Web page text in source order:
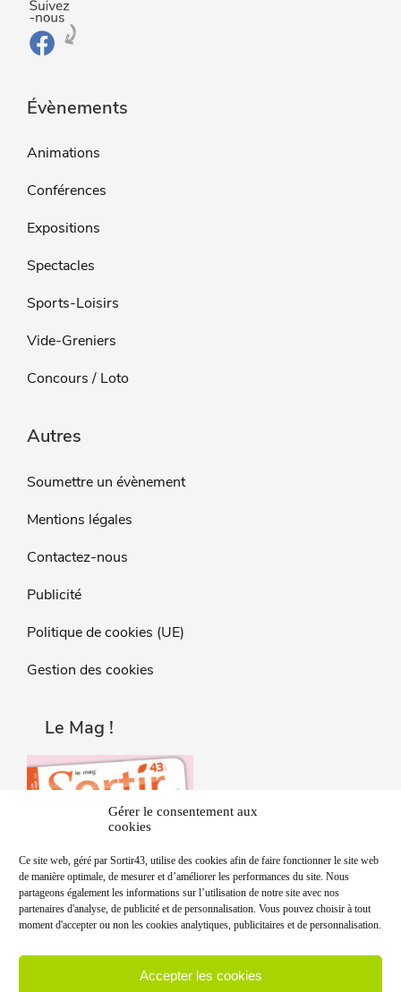
Gérer le consentement aux
cookies
Ce site web, géré par Sortir43, utilise des cookies afin de faire fonctionner le site web
de manière optimale, de mesurer et d’améliorer les performances du site. Nous
partageons également les informations sur l’utilisation de notre site avec nos
partenaires d'analyse, de publicité et de personnalisation. Vous pouvez choisir à tout
moment d'accepter ou non les cookies analytiques, publicitaires et de personnalisation.
Accepter les cookies
Évènements
Animations
Conférences
Expositions
Spectacles
Sports-Loisirs
Vide-Greniers
Concours / Loto
Autres
Soumettre un évènement
Mentions légales
Contactez-nous
Publicité
Politique de cookies (UE)
Gestion des cookies
Le Mag !